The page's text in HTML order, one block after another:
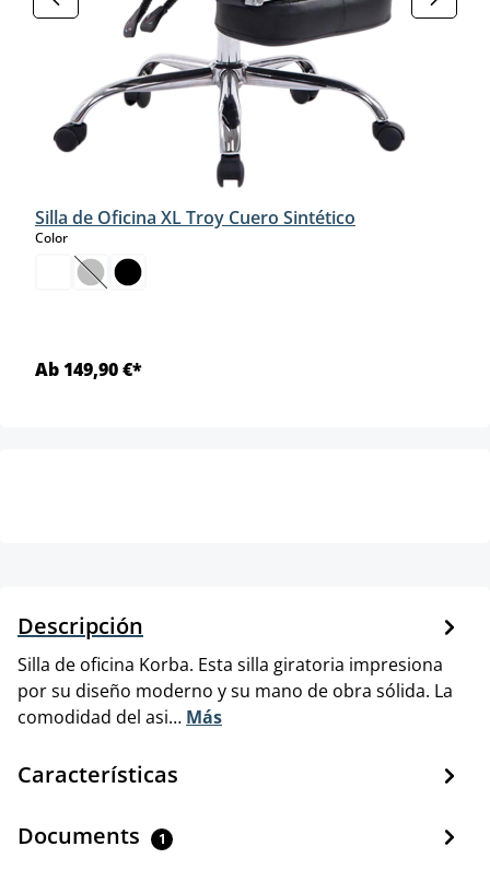
Silla de Oficina XL Troy Cuero Sintético
Colorselect
(Esta opción no está disponible en este momento.)
Ab 149,90 €*
Descripción
Silla de oficina Korba. Esta silla giratoria impresiona
por su diseño moderno y su mano de obra sólida. La
comodidad del asi… Más
Características
Documents 1